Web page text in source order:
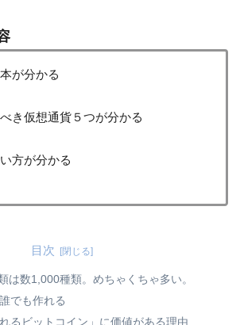
が分かる
き仮想通貨５つが分かる
方が分かる
目次
は数1,000種類。めちゃくちゃ多い。
でも作れる
れるビットコイン」に価値がある理由